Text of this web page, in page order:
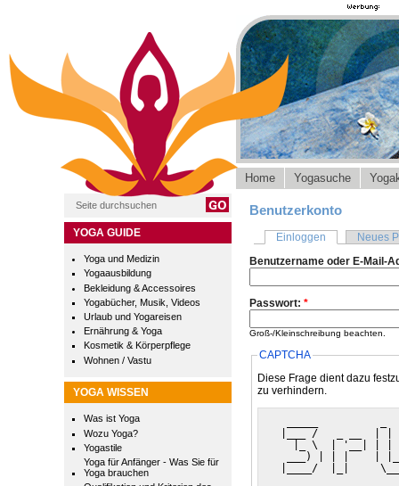
YOGA GUIDE
Yoga und Medizin
Yogaausbildung
Bekleidung & Accessoires
Yogabücher, Musik, Videos
Urlaub und Yogareisen
Ernährung & Yoga
Kosmetik & Körperpflege
Wohnen / Vastu
YOGA WISSEN
Was ist Yoga
Wozu Yoga?
Yogastile
Yoga für Anfänger - Was Sie für
Yoga brauchen
Home Yogasuche
Benutzerkonto
Einloggen
Neues
Benutzername oder E-Mail-
Passwort: *
Groß-/Kleinschreibung beachten.
CAPTCHA
Diese Frage dient dazu
zu verhindern.
|___ /   _ __  | |
|_ \  | '__| |
___) | | |    |
|____/  |_|